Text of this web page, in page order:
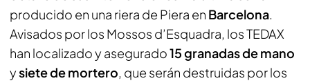
producido en una riera de Piera en Barcelona.
Avisados por los Mossos d’Esquadra, los TEDAX
han localizado y asegurado15 granadas de mano
ysiete de mortero, que serán destruidas por los